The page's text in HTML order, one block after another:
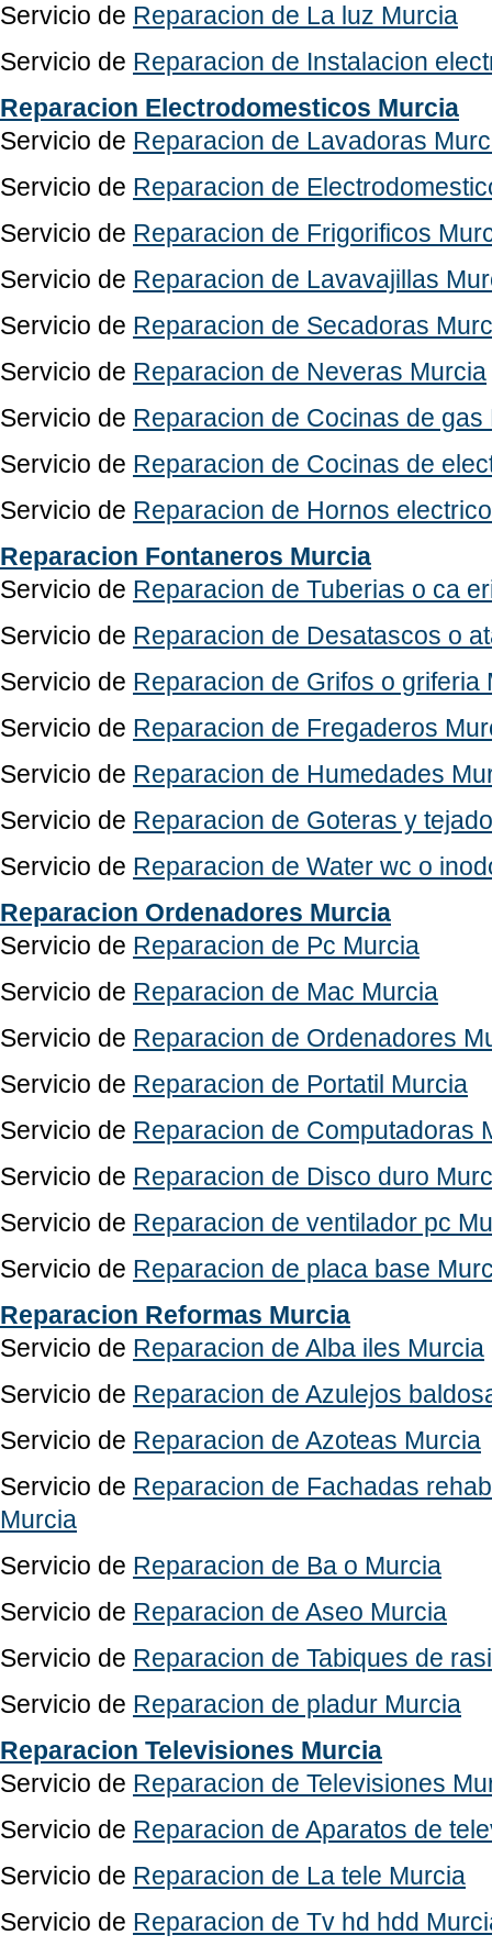
Servicio de Reparacion de La luz Murcia
Servicio de Reparacion de Instalacion
Reparacion Electrodomesticos Murcia
Servicio de Reparacion de Lavadoras
Servicio de Reparacion de
Servicio de Reparacion de Frigorificos
Servicio de Reparacion de Lavavajillas
Servicio de Reparacion de Secadoras
Servicio de Reparacion de Neveras Murcia
Servicio de Reparacion de Cocinas de gas
Servicio de Reparacion de Cocinas de
Servicio de Reparacion de Hornos
Reparacion Fontaneros Murcia
Servicio de Reparacion de Tuberias o ca
Servicio de Reparacion de Desatascos o
Servicio de Reparacion de Grifos o griferia
Servicio de Reparacion de Fregaderos
Servicio de Reparacion de Humedades
Servicio de Reparacion de Goteras y
Servicio de Reparacion de Water wc o
Reparacion Ordenadores Murcia
Servicio de Reparacion de Pc Murcia
Servicio de Reparacion de Mac Murcia
Servicio de Reparacion de Ordenadores
Servicio de Reparacion de Portatil Murcia
Servicio de Reparacion de Computadoras
Servicio de Reparacion de Disco duro
Servicio de Reparacion de ventilador pc
Servicio de Reparacion de placa base
Reparacion Reformas Murcia
Servicio de Reparacion de Alba iles Murcia
Servicio de Reparacion de Azulejos
Servicio de Reparacion de Azoteas Murcia
Servicio de Reparacion de Fachadas
Murcia
Servicio de Reparacion de Ba o Murcia
Servicio de Reparacion de Aseo Murcia
Servicio de Reparacion de Tabiques de
Servicio de Reparacion de pladur Murcia
Reparacion Televisiones Murcia
Servicio de Reparacion de Televisiones
Servicio de Reparacion de Aparatos de
Servicio de Reparacion de La tele Murcia
Servicio de Reparacion de Tv hd hdd